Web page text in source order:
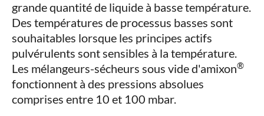
grande quantité de liquide à basse température.
Des températures de processus basses sont
souhaitables lorsque les principes actifs
pulvérulents sont sensibles à la température.
Les mélangeurs-sécheurs sous vide d'amixon®
fonctionnent à des pressions absolues
comprises entre 10 et 100 mbar.